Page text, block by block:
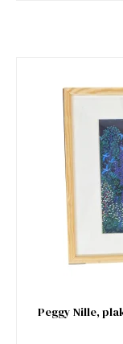
Peggy Nille,